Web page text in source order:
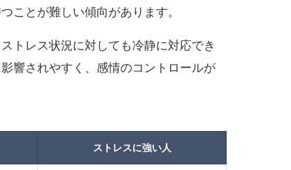
ことが難しい傾向があります。
トレス状況に対しても冷静に対応でき
響されやすく、感情のコントロールが
ストレスに強い人